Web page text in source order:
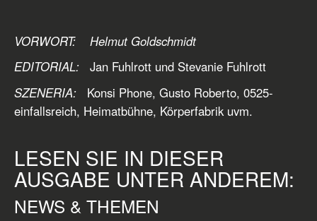
VORWORT: Helmut Goldschmidt
EDITORIAL: Jan Fuhlrott und Stevanie Fuhlrott
SZENERIA: Konsi Phone, Gusto Roberto, 0525-
einfallsreich, Heimatbühne, Körperfabrik uvm.
LESEN SIE IN DIESER
AUSGABE UNTER ANDEREM:
NEWS & THEMEN